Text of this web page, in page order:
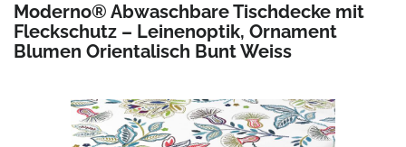
Moderno® Abwaschbare Tischdecke mit
Fleckschutz – Leinenoptik, Ornament
Blumen Orientalisch Bunt Weiss
Bildergalerie überspringen